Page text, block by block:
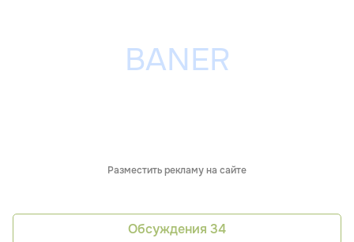
Разместить рекламу на сайте
Обсуждения 34